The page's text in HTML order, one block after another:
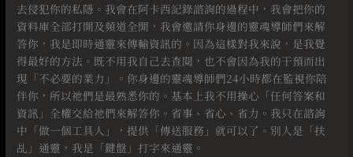
去侵犯你的私隱。我會在阿卡西記錄諮詢的過程中，我會把你的
資料庫全部打開及頻道全開，我會邀請你身邊的靈魂導師們來解
答你，我是即時通靈來傳輸資訊的。因為這樣對我來說，是我覺
得最好的方法。既不用我自己去查閱，也不會因為我的干預而出
現「不必要的業力」。你身邊的靈魂導師們24小時都在監視你陪
伴你，所以祂們是最熟悉你的。基本上我不用操心「任何答案和
資訊」全權交給祂們來解答你。省事、省心、省力。我只在諮詢
中「做一個工具人」，提供「傳送服務」就可以了。別人是「扶
乩」通靈，我是「鍵盤」打字來通靈。